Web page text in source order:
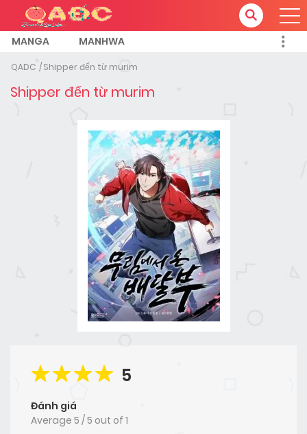
MANGA MANHWA
QADC Shipper đến từ murim
Shipper đến từ murim
5
Đánh giá
Average 5 /5 out of 1